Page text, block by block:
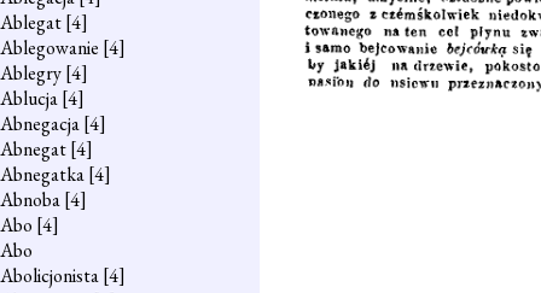
Ablegat[4]
Ablegowanie [4]
Ablegry[4]
Ablucja[4]
Abnegacja[4]
Abnegat[4]
Abnegatka[4]
Abnoba[4]
Abo [4]
Abo
Abolicjonista[4]